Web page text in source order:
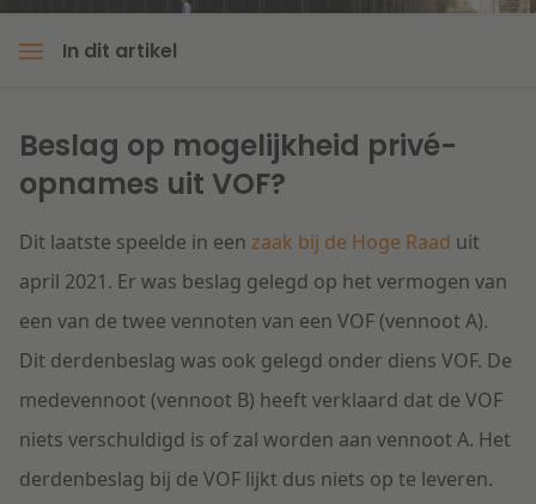
In dit artikel
Beslag op mogelijkheid privé-
opnames uit VOF?
Dit laatste speelde in een zaak bij de Hoge Raad uit
april 2021. Er was beslag gelegd op het vermogen van
een van de twee vennoten van een VOF (vennoot A).
Dit derdenbeslag was ook gelegd onder diens VOF. De
medevennoot (vennoot B) heeft verklaard dat de VOF
niets verschuldigd is of zal worden aan vennoot A. Het
derdenbeslag bij de VOF lijkt dus niets op te leveren.